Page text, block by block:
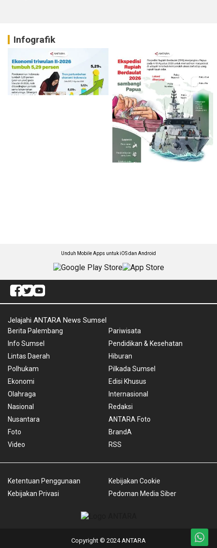
Infografik
Unduh Mobile Apps untuk iOS dan Android
Jelajahi ANTARA News Sumsel
Berita Palembang
Info Sumsel
Lintas Daerah
Polhukam
Ekonomi
Olahraga
Nasional
Nusantara
Foto
Video
Pariwisata
Pendidikan & Kesehatan
Hiburan
Pilkada Sumsel
Edisi Khusus
Internasional
Redaksi
ANTARA Foto
BrandA
RSS
Ketentuan Penggunaan
Kebijakan Privasi
Kebijakan Cookie
Pedoman Media Siber
Copyright © 2024 ANTARA